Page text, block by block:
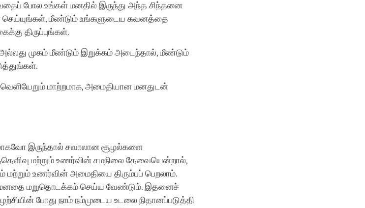
போல உங்கள் மனதில் இருந்து அந்த சிந்தனை
செய்யுங்கள், மீண்டும் உங்களுடைய கவனத்தை
திருப்புங்கள்.
முகம் மீண்டும் இறுக்கம் அடைந்தால், மீண்டும்
வெளியேறும் மாற்றமாக, அமைதியான மனதுடன்
இருந்தால் சவாலான சூழல்களை
மற்றும் உணர்வின் சமநிலை தேவையென்றால்,
மற்றும் உணர்வின் அமைதியை திரும்பப் பெறலாம்.
மனதை மறுதொடக்கம் செய்ய வேண்டும். இதனைச்
போது நாம் நம்முடைய உடலை நிதானப்படுத்தி